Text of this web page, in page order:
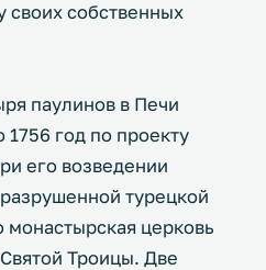
собственных
паулинов в Печи
1756 год по проекту
его возведении
турецкой
церковь
Троицы. Две